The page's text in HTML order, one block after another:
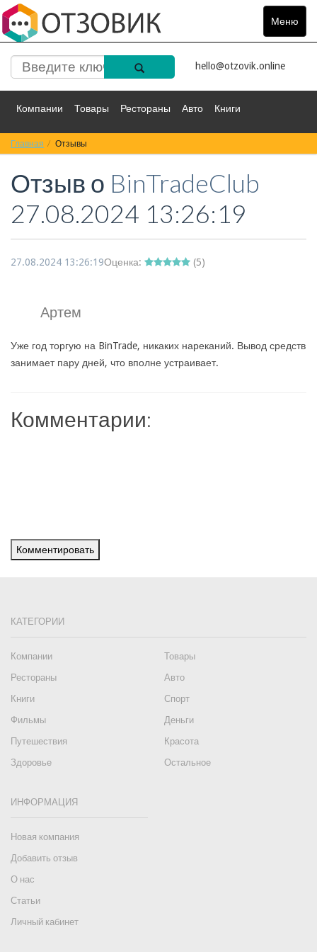
Меню
Toggle
hello@otzovik.online
Компании Товары Рестораны Авто Книги
Спорт Фильмы
Красота Здоровье Остальное
Главная Отзывы
Отзыв о BinTradeClub
27.08.2024 13:26:19
27.08.2024 13:26:19Оценка: (5)
Артем
Уже год торгую на BinTrade, никаких нареканий. Вывод средств
занимает пару дней, что вполне устраивает.
Комментарии:
Комментировать
КАТЕГОРИИ
Компании
Товары
Рестораны
Авто
Книги
Спорт
Фильмы
Деньги
Путешествия
Красота
Здоровье
Остальное
ИНФОРМАЦИЯ
Новая компания
Добавить отзыв
О нас
Статьи
Личный кабинет